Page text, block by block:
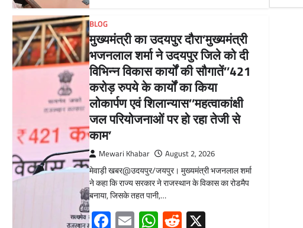
BLOG
मुख्यमंत्री का उदयपुर दौरा’मुख्यमंत्री
भजनलाल शर्मा ने उदयपुर जिले को दी
विभिन्न विकास कार्यों की सौगातें’’421
करोड़ रुपये के कार्यों का किया
लोकार्पण एवं शिलान्यास’’महत्वाकांक्षी
जल परियोजनाओं पर हो रहा तेजी से
काम’
Mewari Khabar August 2, 2026
मेवाड़ी खबर@उदयपुर/जयपुर। मुख्यमंत्री भजनलाल शर्मा
ने कहा कि राज्य सरकार ने राजस्थान के विकास का रोडमैप
बनाया, जिसके तहत पानी,…
Facebook
EmailWhatsApp
Reddit
X